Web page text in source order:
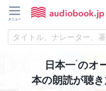
日本一※のオ
本の朗読が聴